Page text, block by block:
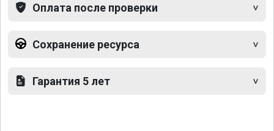
Оплата после проверки
Сохранение ресурса
Гарантия 5 лет